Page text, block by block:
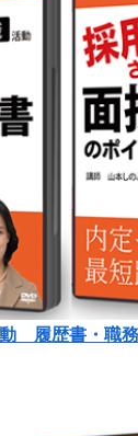
履歴書・職